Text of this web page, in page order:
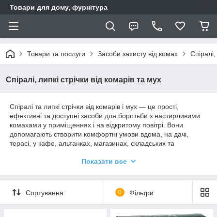
Товари для дому, фурнітура
Товари та послуги Засоби захисту від комах
Спіралі, липкі стрічки від комарів та мух
Спіралі та липкі стрічки від комарів і мух — це прості,
ефективні та доступні засоби для боротьби з настирливими
комахами у приміщеннях і на відкритому повітрі. Вони
допомагають створити комфортні умови вдома, на дачі,
терасі, у кафе, альтанках, магазинах, складських та
У нашому каталозі представлений широкий вибір спіралей
ефективністю, простотою у використанні та тривалим
терміном дії.
Показати все
Сортування 0 Фільтри